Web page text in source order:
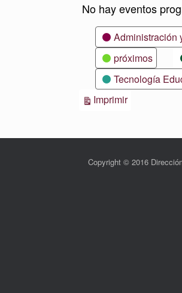
No hay eventos
CategoríasAdministración
próximos
Tecnología
ImprimirVistas
Copyright © 2016